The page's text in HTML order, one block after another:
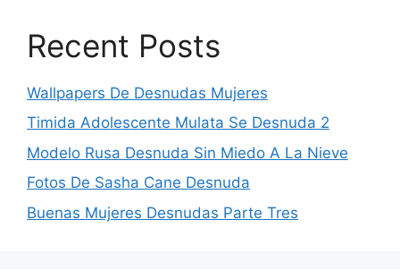
Recent Posts
Wallpapers De Desnudas Mujeres
Timida Adolescente Mulata Se Desnuda 2
Modelo Rusa Desnuda Sin Miedo A La Nieve
Fotos De Sasha Cane Desnuda
Buenas Mujeres Desnudas Parte Tres